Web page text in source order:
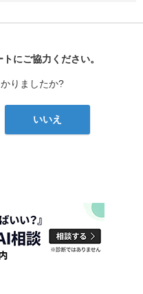
にご協力ください。
りましたか?
いいえ